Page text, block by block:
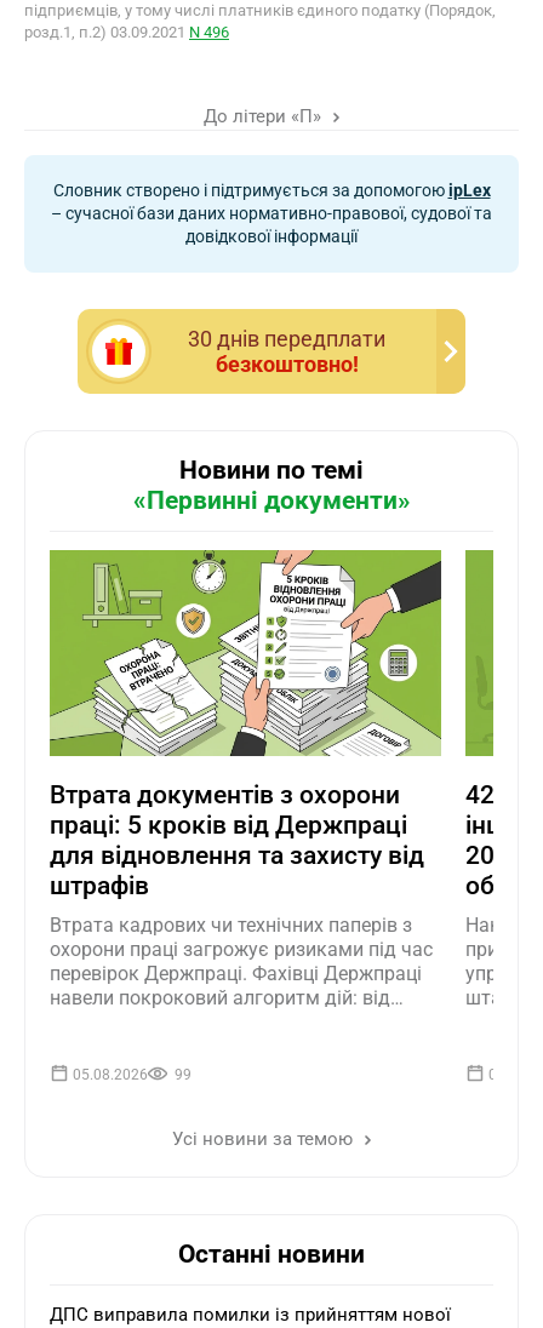
підприємців, у тому числі платників єдиного податку (Порядок,
розд.1, п.2) 03.09.2021 N 496
До літери «П»
Словник створено і підтримується за допомогоюipLex
– сучасної бази даних нормативно-правової, судової та
довідкової інформації
30 днiв передплати
безкоштовно!
Новини по темі
«Первинні документи»
Втрата документів з охорони
праці: 5 кроків від Держпраці
для відновлення та захисту від
штрафів
Втрата кадрових чи технічних паперів з
охорони праці загрожує ризиками під час
перевірок Держпраці. Фахівці Держпраці
навели покроковий алгоритм дій: від
на цифру
05.08.2026 99
42
інших
2026
Усі новини за темою
Останні новини
ДПС виправила помилки із прийняттям нової